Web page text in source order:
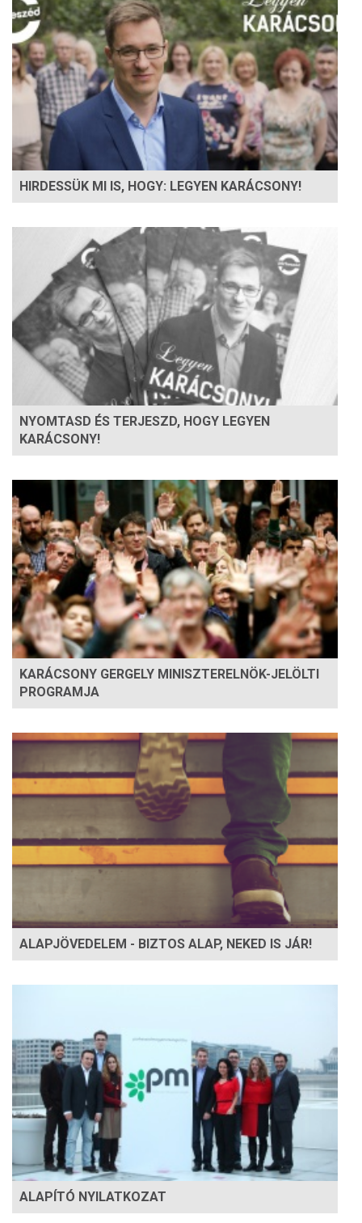
HIRDESSÜK MI IS, HOGY: LEGYEN KARÁCSONY!
NYOMTASD ÉS TERJESZD, HOGY LEGYEN
KARÁCSONY!
KARÁCSONY GERGELY MINISZTERELNÖK-JELÖLTI
PROGRAMJA
ALAPJÖVEDELEM - BIZTOS ALAP, NEKED IS JÁR!
ALAPÍTÓ NYILATKOZAT